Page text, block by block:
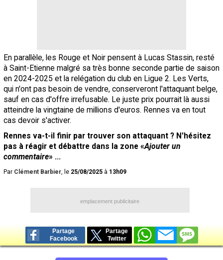
En parallèle, les Rouge et Noir pensent à Lucas Stassin, resté
à Saint-Etienne malgré sa très bonne seconde partie de saison
en 2024-2025 et la relégation du club en Ligue 2. Les Verts,
qui n'ont pas besoin de vendre, conserveront l'attaquant belge,
sauf en cas d'offre irrefusable. Le juste prix pourrait là aussi
atteindre la vingtaine de millions d'euros. Rennes va en tout
cas devoir s'activer.
Rennes va-t-il finir par trouver son attaquant ? N'hésitez
pas à réagir et débattre dans la zone «Ajouter un
commentaire» ...
Par Clément Barbier, le 25/08/2025 à 13h09
emplacement publicitaire
Partage
Facebook
Partage
Twitter